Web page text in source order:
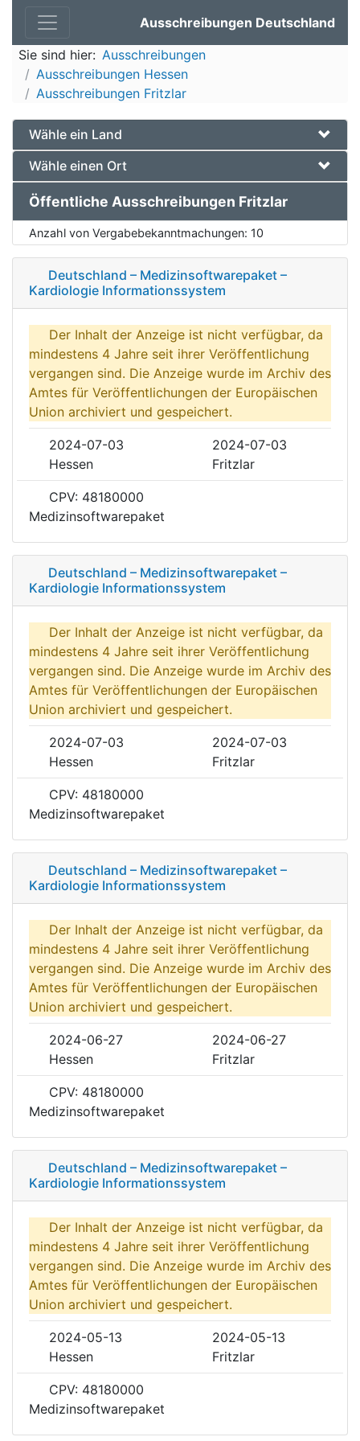
Ausschreibungen Deutschland
Sie sind hier: Ausschreibungen
Ausschreibungen Hessen
Ausschreibungen Fritzlar
Wähle ein Land
Wähle einen Ort
Öffentliche Ausschreibungen Fritzlar
Anzahl von Vergabebekanntmachungen: 10
Deutschland – Medizinsoftwarepaket –
Kardiologie Informationssystem
Der Inhalt der Anzeige ist nicht verfügbar, da
mindestens 4 Jahre seit ihrer Veröffentlichung
vergangen sind. Die Anzeige wurde im Archiv des
Amtes für Veröffentlichungen der Europäischen
Union archiviert und gespeichert.
2024-07-03
2024-07-03
Hessen
Fritzlar
CPV: 48180000
Medizinsoftwarepaket
Deutschland – Medizinsoftwarepaket –
Kardiologie Informationssystem
Der Inhalt der Anzeige ist nicht verfügbar, da
mindestens 4 Jahre seit ihrer Veröffentlichung
vergangen sind. Die Anzeige wurde im Archiv des
Amtes für Veröffentlichungen der Europäischen
Union archiviert und gespeichert.
2024-07-03
2024-07-03
Hessen
Fritzlar
CPV: 48180000
Medizinsoftwarepaket
Deutschland – Medizinsoftwarepaket –
Kardiologie Informationssystem
Der Inhalt der Anzeige ist nicht verfügbar, da
mindestens 4 Jahre seit ihrer Veröffentlichung
vergangen sind. Die Anzeige wurde im Archiv des
Amtes für Veröffentlichungen der Europäischen
Union archiviert und gespeichert.
2024-06-27
2024-06-27
Hessen
Fritzlar
CPV: 48180000
Medizinsoftwarepaket
Deutschland – Medizinsoftwarepaket –
Kardiologie Informationssystem
Der Inhalt der Anzeige ist nicht verfügbar, da
mindestens 4 Jahre seit ihrer Veröffentlichung
vergangen sind. Die Anzeige wurde im Archiv des
Amtes für Veröffentlichungen der Europäischen
Union archiviert und gespeichert.
2024-05-13
2024-05-13
Hessen
Fritzlar
CPV: 48180000
Medizinsoftwarepaket